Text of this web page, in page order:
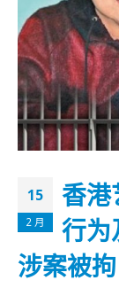
15
2 月
香港
行为
涉案被拘